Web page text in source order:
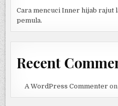
Cara mencuci Inner hijab rajut
pemula.
Recent
A WordPress Commenter on